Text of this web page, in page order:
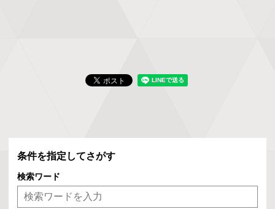
条件を指定してさがす
検索ワード